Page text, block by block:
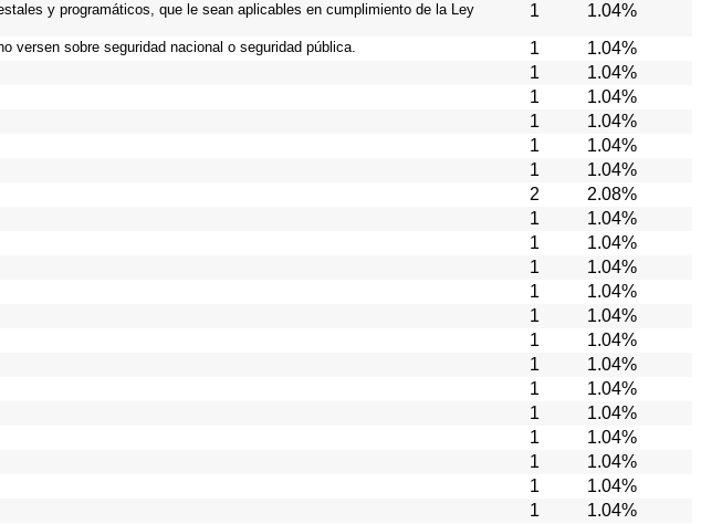
y programáticos, que le sean aplicables en cumplimiento de la Ley
1 1.04%
versen sobre seguridad nacional o seguridad pública. 1 1.04%
1 1.04%
1 1.04%
1 1.04%
1 1.04%
1 1.04%
2 2.08%
1 1.04%
1 1.04%
1 1.04%
1 1.04%
1 1.04%
1 1.04%
1 1.04%
1 1.04%
1 1.04%
1 1.04%
1 1.04%
1 1.04%
1 1.04%